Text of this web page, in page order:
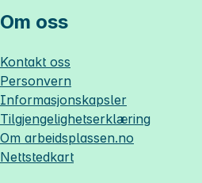
Om oss
Kontakt oss
Personvern
Informasjonskapsler
Tilgjengelighetserklæring
Om arbeidsplassen.no
Nettstedkart